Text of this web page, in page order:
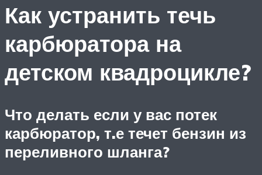
Как устранить течь
карбюратора на
детском квадроцикле?
Что делать если у вас потек
карбюратор, т.е течет бензин из
переливного шланга?